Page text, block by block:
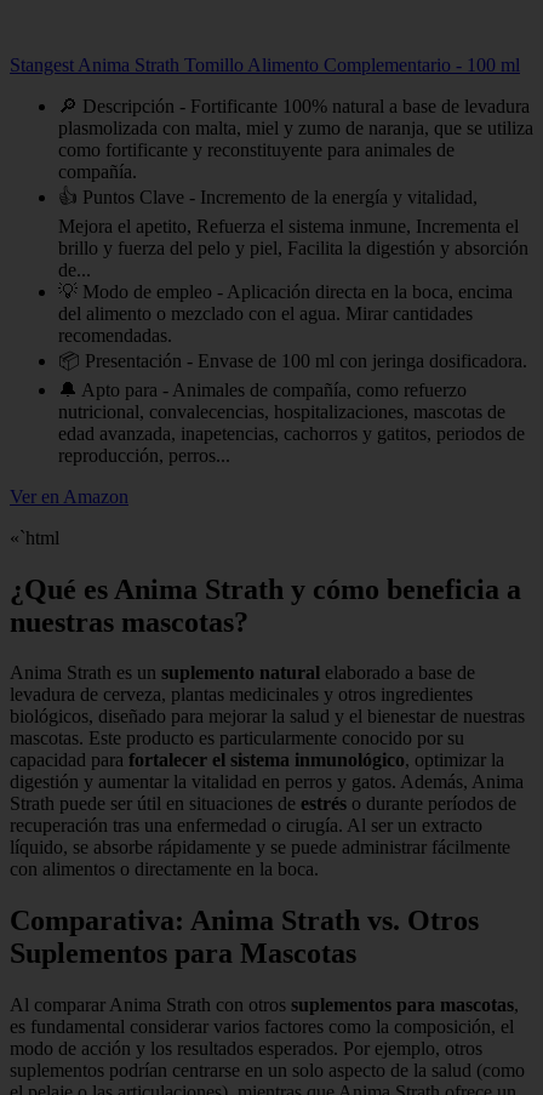
Stangest Anima Strath Tomillo Alimento Complementario - 100 ml
🔎 Descripción - Fortificante 100% natural a base de levadura
plasmolizada con malta, miel y zumo de naranja, que se utiliza
como fortificante y reconstituyente para animales de
compañía.
👍 Puntos Clave - Incremento de la energía y vitalidad,
Mejora el apetito, Refuerza el sistema inmune, Incrementa el
brillo y fuerza del pelo y piel, Facilita la digestión y absorción
de...
💡 Modo de empleo - Aplicación directa en la boca, encima
del alimento o mezclado con el agua. Mirar cantidades
recomendadas.
📦 Presentación - Envase de 100 ml con jeringa dosificadora.
🔔 Apto para - Animales de compañía, como refuerzo
nutricional, convalecencias, hospitalizaciones, mascotas de
edad avanzada, inapetencias, cachorros y gatitos, periodos de
reproducción, perros...
Ver en Amazon
«`html
¿Qué es Anima Strath y cómo beneficia a
nuestras mascotas?
Anima Strath es un suplemento natural elaborado a base de
levadura de cerveza, plantas medicinales y otros ingredientes
biológicos, diseñado para mejorar la salud y el bienestar de nuestras
mascotas. Este producto es particularmente conocido por su
capacidad para fortalecer el sistema inmunológico, optimizar la
digestión y aumentar la vitalidad en perros y gatos. Además, Anima
Strath puede ser útil en situaciones de estrés o durante períodos de
recuperación tras una enfermedad o cirugía. Al ser un extracto
líquido, se absorbe rápidamente y se puede administrar fácilmente
con alimentos o directamente en la boca.
Comparativa: Anima Strath vs. Otros
Suplementos para Mascotas
Al comparar Anima Strath con otros suplementos para mascotas,
es fundamental considerar varios factores como la composición, el
modo de acción y los resultados esperados. Por ejemplo, otros
suplementos podrían centrarse en un solo aspecto de la salud (como